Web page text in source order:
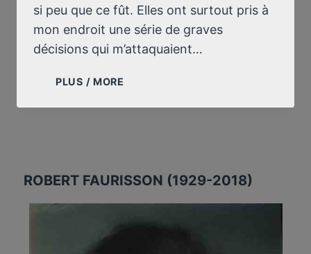
si peu que ce fût. Elles ont surtout pris à
mon endroit une série de graves
décisions qui m’attaquaient…
PLUS / MORE
PRÉJUDICE
ROBERT FAURISSON (1929-2018)